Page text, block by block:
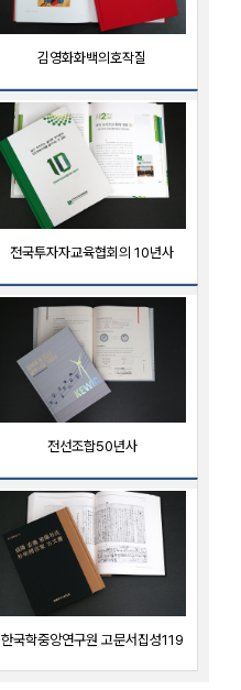
김영화화백의호작질
전국투자자교육협회의 10년사
전선조합50년사
한국학중앙연구원 고문서집성119